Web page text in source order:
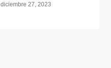
diciembre 27, 2023